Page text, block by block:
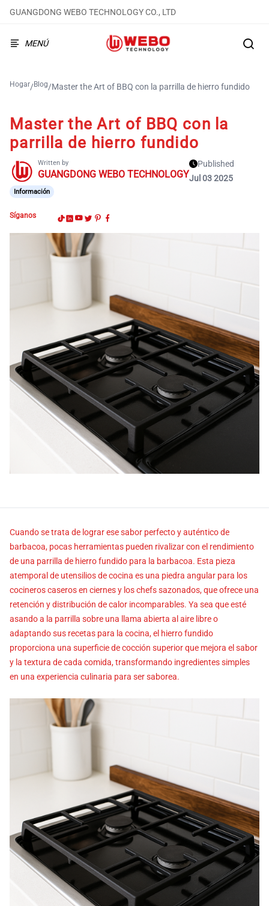
GUANGDONG WEBO TECHNOLOGY CO., LTD
MENÚ
Hogar/Blog/Master the Art of BBQ con la parrilla de hierro fundido
Master the Art of BBQ con la
parrilla de hierro fundido
Written by
GUANGDONG WEBO TECHNOLOGY
Published
Jul 03 2025
Información
Síganos
Cuando se trata de lograr ese sabor perfecto y auténtico de
barbacoa, pocas herramientas pueden rivalizar con el rendimiento
de una parrilla de hierro fundido para la barbacoa. Esta pieza
atemporal de utensilios de cocina es una piedra angular para los
cocineros caseros en ciernes y los chefs sazonados, que ofrece una
retención y distribución de calor incomparables. Ya sea que esté
asando a la parrilla sobre una llama abierta al aire libre o
adaptando sus recetas para la cocina, el hierro fundido
proporciona una superficie de cocción superior que mejora el sabor
y la textura de cada comida, transformando ingredientes simples
en una experiencia culinaria para ser saborea.